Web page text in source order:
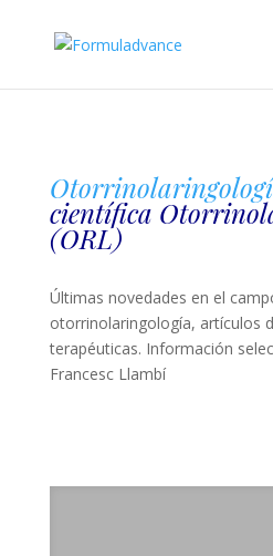
científica
(ORL)
Últimas novedades en el
otorrinolaringología, artículos
terapéuticas. Información
Francesc Llambí